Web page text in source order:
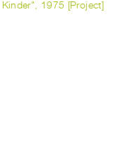
1975 [Project]